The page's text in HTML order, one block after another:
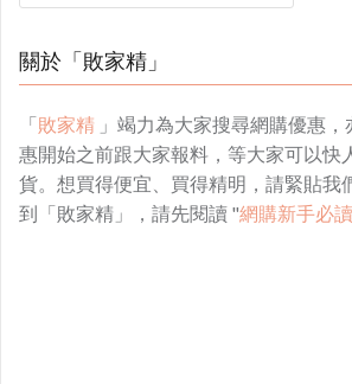
關於「敗家精」
「敗家精 」竭力為大家搜尋網購優惠
惠開始之前跟大家報料，等大家可以快
貨。想買得便宜、買得精明，請緊貼我
到「敗家精」，請先閱讀 "網購新手必讀